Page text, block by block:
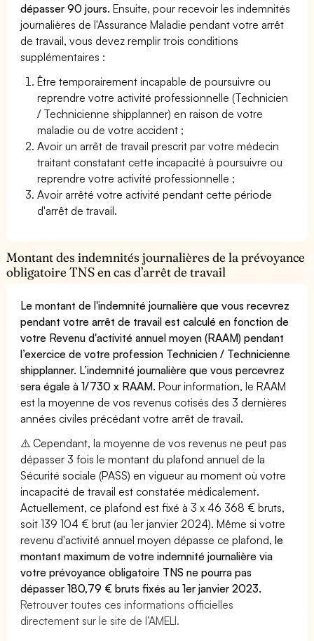
dépasser 90 jours. Ensuite, pour recevoir les indemnités
journalières de l'Assurance Maladie pendant votre arrêt
de travail, vous devez remplir trois conditions
supplémentaires :
Être temporairement incapable de poursuivre ou
reprendre votre activité professionnelle (Technicien
/ Technicienne shipplanner) en raison de votre
maladie ou de votre accident ;
Avoir un arrêt de travail prescrit par votre médecin
traitant constatant cette incapacité à poursuivre ou
reprendre votre activité professionnelle ;
Avoir arrêté votre activité pendant cette période
d'arrêt de travail.
Montant des indemnités journalières de la prévoyance
obligatoire TNS en cas d’arrêt de travail
Le montant de l'indemnité journalière que vous recevrez
pendant votre arrêt de travail est calculé en fonction de
votre Revenu d'activité annuel moyen (RAAM) pendant
l’exercice de votre profession Technicien / Technicienne
shipplanner. L’indemnité journalière que vous percevrez
sera égale à 1/730 x RAAM. Pour information, le RAAM
est la moyenne de vos revenus cotisés des 3 dernières
années civiles précédant votre arrêt de travail.
⚠️ Cependant, la moyenne de vos revenus ne peut pas
dépasser 3 fois le montant du plafond annuel de la
Sécurité sociale (PASS) en vigueur au moment où votre
incapacité de travail est constatée médicalement.
Actuellement, ce plafond est fixé à 3 x 46 368 € bruts,
soit 139 104 € brut (au 1er janvier 2024). Même si votre
revenu d'activité annuel moyen dépasse ce plafond,le
montant maximum de votre indemnité journalière via
votre prévoyance obligatoire TNS ne pourra pas
dépasser 180,79 € bruts fixés au 1er janvier 2023.
Retrouver toutes ces informations officielles
directement sur le site de l’AMELI.